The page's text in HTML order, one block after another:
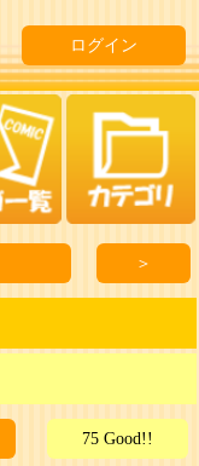
ログイン
＞
75 Good!!